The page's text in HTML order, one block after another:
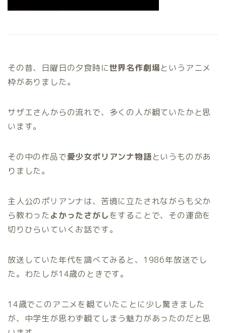
その昔、日曜日の夕食時に世界名作劇場というアニメ
枠がありました。
サザエさんからの流れで、多くの人が観ていたかと思
います。
その中の作品で愛少女ポリアンナ物語というものがあ
りました。
主人公のポリアンナは、苦境に立たされながらも父か
ら教わったよかったさがしをすることで、その運命を
切りひらいていくお話です。
放送していた年代を調べてみると、1986年放送でし
た。わたしが14歳のときです。
14歳でこのアニメを観ていたことに少し驚きました
が、中学生が思わず観てしまう魅力があったのだと思